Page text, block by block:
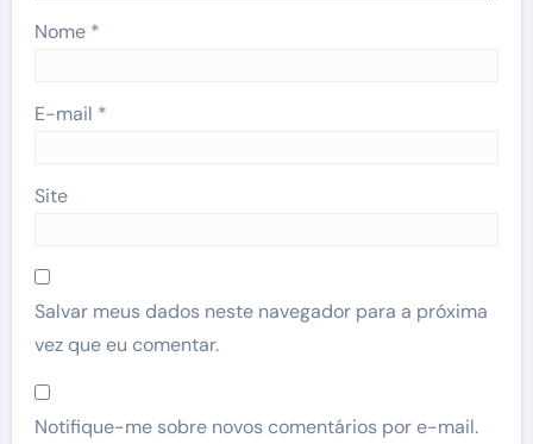
Nome *
E-mail *
Site
Salvar meus dados neste navegador para a próxima
vez que eu comentar.
Notifique-me sobre novos comentários por e-mail.